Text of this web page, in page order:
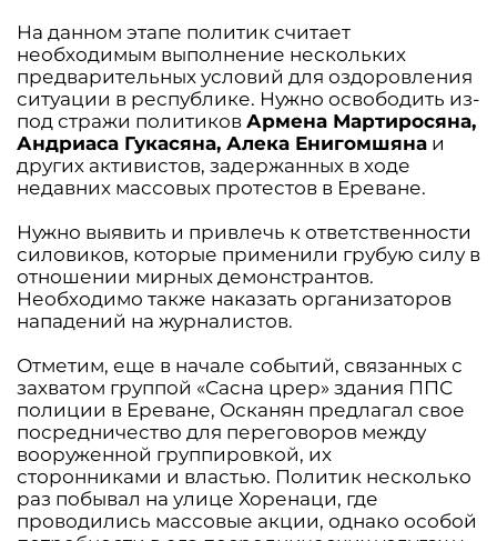
На данном этапе политик считает
необходимым выполнение нескольких
предварительных условий для оздоровления
ситуации в республике. Нужно освободить из-
под стражи политиков Армена Мартиросяна,
Андриаса Гукасяна, Алека Енигомшяна и
других активистов, задержанных в ходе
недавних массовых протестов в Ереване.
Нужно выявить и привлечь к ответственности
силовиков, которые применили грубую силу в
отношении мирных демонстрантов.
Необходимо также наказать организаторов
нападений на журналистов.
Отметим, еще в начале событий, связанных с
захватом группой «Сасна црер» здания ППС
полиции в Ереване, Осканян предлагал свое
посредничество для переговоров между
вооруженной группировкой, их
сторонниками и властью. Политик несколько
раз побывал на улице Хоренаци, где
проводились массовые акции, однако особой